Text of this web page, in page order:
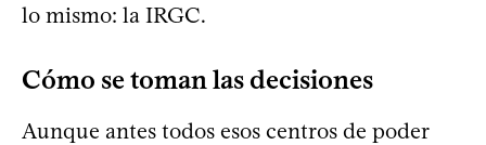
lo mismo: la IRGC.
Cómo se toman las decisiones
Aunque antes todos esos centros de poder